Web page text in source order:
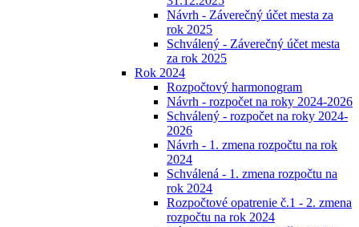
Návrh - Záverečný účet mesta za
rok 2025
Schválený - Záverečný účet mesta
za rok 2025
Rok 2024
Rozpočtový harmonogram
Návrh - rozpočet na roky 2024-2026
Schválený - rozpočet na roky 2024-
2026
Návrh - 1. zmena rozpočtu na rok
2024
Schválená - 1. zmena rozpočtu na
rok 2024
Rozpočtové opatrenie č.1 - 2. zmena
rozpočtu na rok 2024